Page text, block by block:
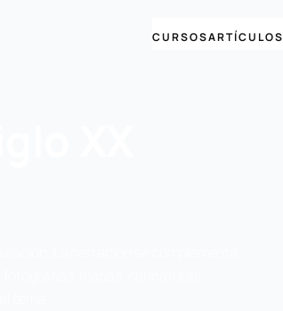
CURSOSARTÍCULOS